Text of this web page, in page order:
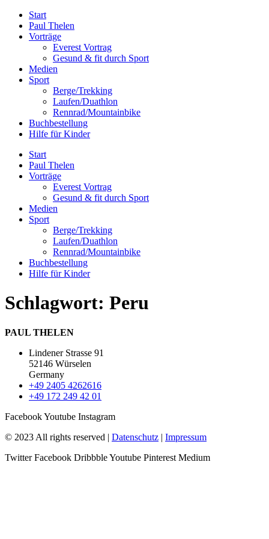
Zum
Inhalt
springen
Start
Paul Thelen
Vorträge
Everest Vortrag
Gesund & fit durch Sport
Medien
Sport
Berge/Trekking
Laufen/Duathlon
Rennrad/Mountainbike
Buchbestellung
Hilfe für Kinder
Start
Paul Thelen
Vorträge
Everest Vortrag
Gesund & fit durch Sport
Medien
Sport
Berge/Trekking
Laufen/Duathlon
Rennrad/Mountainbike
Buchbestellung
Hilfe für Kinder
Schlagwort: Peru
PAUL THELEN
Lindener Strasse 91
52146 Würselen
Germany
+49 2405 4262616
+49 172 249 42 01
FacebookYoutube Instagram
© 2023 All rights reserved | Datenschutz | Impressum
Twitter Facebook DribbbleYoutube Pinterest Medium